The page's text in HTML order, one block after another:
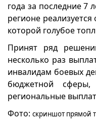
года за последние 7
регионе
которой голубое
Принят ряд
несколько раз
инвалидам боевых
бюджетной сферы,
региональные
Фото: скриншот прямой